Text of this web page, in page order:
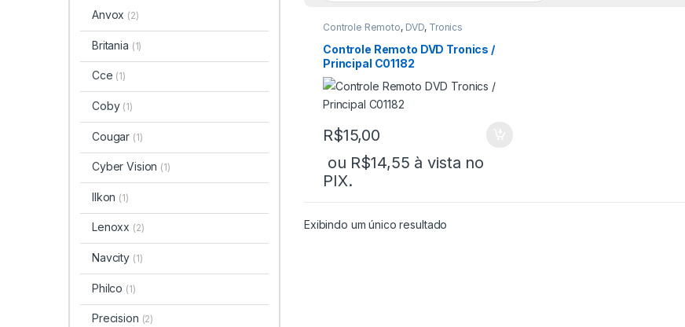
Controle Remoto, DVD, Tronics
Controle Remoto DVD Tronics /
Principal C01182
R$15,00
ou R$14,55 à vista no
PIX.
Exibindo um único resultado
Anvox (2)
Britania (1)
Cce (1)
Coby (1)
Cougar (1)
Cyber Vision (1)
Ilkon (1)
Lenoxx (2)
Navcity (1)
Philco (1)
Precision (2)